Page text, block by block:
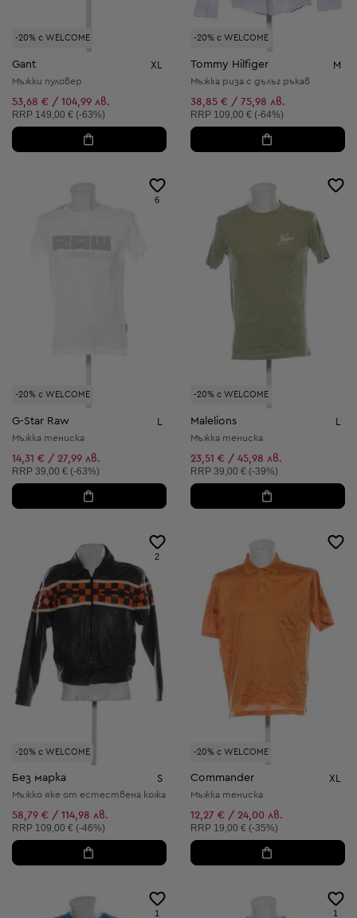
-20% с WELCOME
Gant XL
Мъжки пуловер
53,68 € / 104,99 лв.
Препоръчителна цена:
RRP 149,00 € (-63%)
-20% с WELCOME
Tommy Hilfiger M
Мъжка риза с дълъг ръкав
38,85 € / 75,98 лв.
Препоръчителна цена:
RRP 109,00 € (-64%)
-20% с WELCOME
6
G-Star Raw
Мъжка тениска
14,31 € / 27,99 лв.
Препоръчителна цена:
RRP 39,00 € (-63%)
-20% с WELCOME
Malelions
Мъжка тениска
23,51 € / 45,98 лв.
Препоръчителна цена:
RRP 39,00 € (-39%)
-20% с WELCOME
2
Без марка S
Мъжко яке от естествена кожа
58,79 € / 114,98 лв.
Препоръчителна цена:
RRP 109,00 € (-46%)
-20% с WELCOME
Commander XL
Мъжка тениска
12,27 € / 24,00 лв.
Препоръчителна цена:
RRP 19,00 € (-35%)
1 1